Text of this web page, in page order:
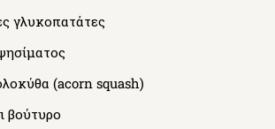
γλυκοπατάτες
(acorn squash)
βούτυρο